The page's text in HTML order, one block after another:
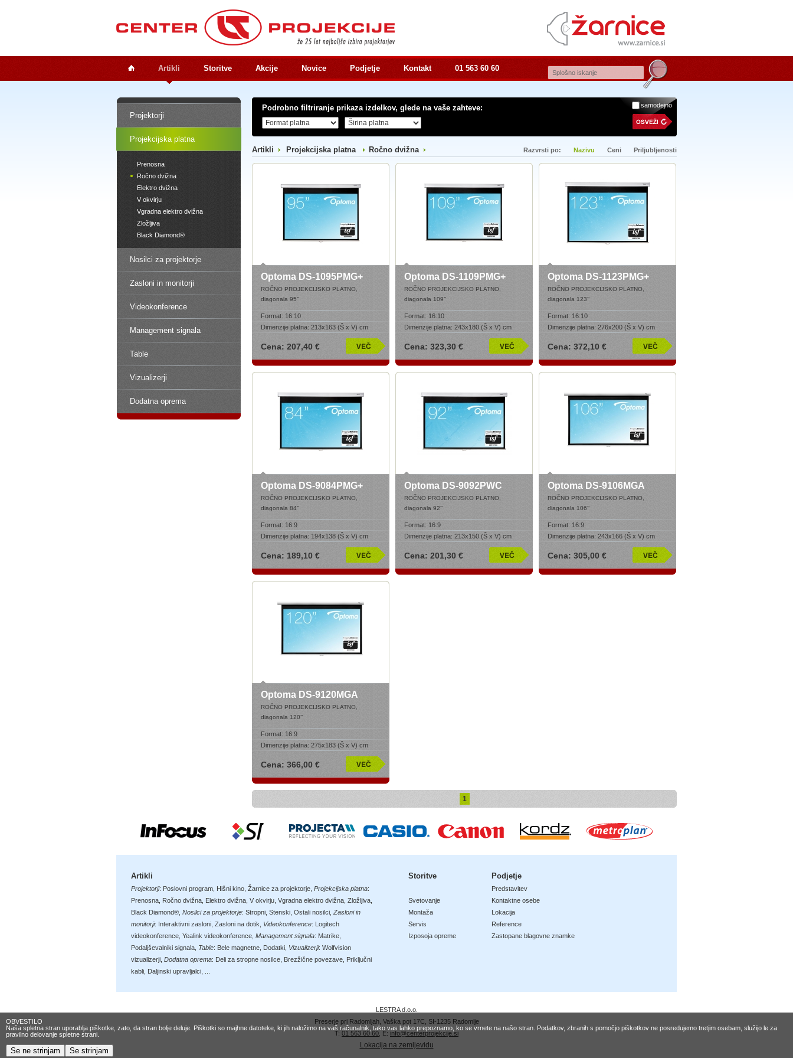
OBVESTILO
Naša spletna stran uporablja piškotke, zato, da stran bolje deluje. Piškotki so majhne datoteke, ki jih naložimo na vaš računalnik, tako vas lahko prepoznamo, ko se vrnete na našo stran. Podatkov, zbranih s pomočjo piškotkov ne posredujemo tretjim osebam, služijo le za
pravilno delovanje spletne strani.
Artikli Storitve Akcije Novice Podjetje Kontakt 01 563 60 60
Projektorji
Projekcijska platna
Prenosna
Ročno dvižna
Elektro dvižna
V okvirju
Vgradna elektro dvižna
Zložljiva
Black Diamond®
Nosilci za projektorje
Zasloni in monitorji
Videokonference
Management signala
Table
Vizualizerji
Dodatna oprema
Podrobno filtriranje prikaza izdelkov, glede na vaše zahteve: samodejno
Razvrsti po: Nazivu Ceni Priljubljenosti
Artikli Projekcijska platna Ročno dvižna
Optoma DS-1095PMG+
ROČNO PROJEKCIJSKO PLATNO,
diagonala 95’’
Format: 16:10
Dimenzije platna: 213x163 (Š x V) cm
Cena: 207,40 €
Optoma DS-1109PMG+
ROČNO PROJEKCIJSKO PLATNO,
diagonala 109’’
Format: 16:10
Dimenzije platna: 243x180 (Š x V) cm
Cena: 323,30 €
Optoma DS-1123PMG+
ROČNO PROJEKCIJSKO PLATNO,
diagonala 123’’
Format: 16:10
Dimenzije platna: 276x200 (Š x V) cm
Cena: 372,10 €
Optoma DS-9084PMG+
ROČNO PROJEKCIJSKO PLATNO,
diagonala 84’’
Format: 16:9
Dimenzije platna: 194x138 (Š x V) cm
Cena: 189,10 €
Optoma DS-9092PWC
ROČNO PROJEKCIJSKO PLATNO,
diagonala 92’’
Format: 16:9
Dimenzije platna: 213x150 (Š x V) cm
Cena: 201,30 €
Optoma DS-9106MGA
ROČNO PROJEKCIJSKO PLATNO,
diagonala 106’’
Format: 16:9
Dimenzije platna: 243x166 (Š x V) cm
Cena: 305,00 €
Optoma DS-9120MGA
ROČNO PROJEKCIJSKO PLATNO,
diagonala 120’’
Format: 16:9
Dimenzije platna: 275x183 (Š x V) cm
Cena: 366,00 €
1
Artikli
Projektorji: Poslovni program Hišni kino Žarnice za projektorje Projekcijska platna:
Prenosna Ročno dvižna Elektro dvižna V okvirju Vgradna elektro dvižna Zložljiva
Black Diamond® Nosilci za projektorje: Stropni Stenski Ostali nosilci Zasloni in
monitorji: Interaktivni zasloni Zasloni na dotik Videokonference: Logitech
videokonference Yealink videokonference Management signala: Matrike
Podaljševalniki signala Table: Bele magnetne Dodatki Vizualizerji: Wolfvision
vizualizerji Dodatna oprema: Deli za stropne nosilce Brezžične povezave Priključni
kabli Daljinski upravljalci
Storitve
Svetovanje
Montaža
Servis
Izposoja opreme
Podjetje
Predstavitev
Kontaktne osebe
Lokacija
Reference
Zastopane blagovne znamke
LESTRA d.o.o.
Preserje pri Radomljah, Vaška pot 17C, SI-1235 Radomlje
T: 01 563 60 60 , E: info@centerprojekcije.si
Lokacija na zemljevidu